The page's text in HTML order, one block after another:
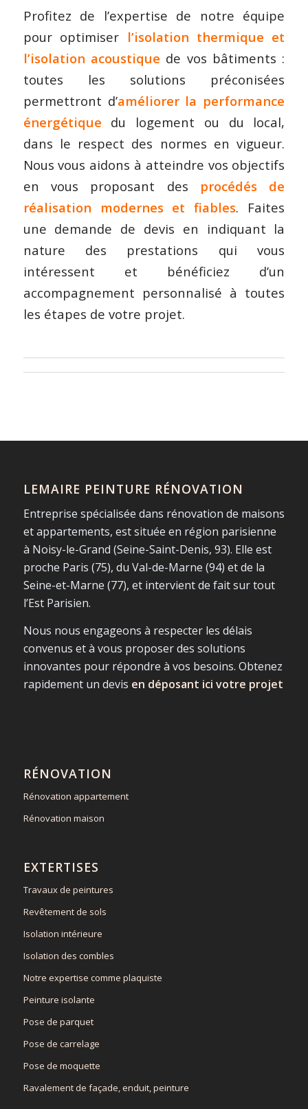
Profitez de l’expertise de notre équipe
pour optimiser l’isolation thermique et
l’isolation acoustique de vos bâtiments :
toutes les solutions préconisées
permettront d’améliorer la performance
énergétique du logement ou du local,
dans le respect des normes en vigueur.
Nous vous aidons à atteindre vos objectifs
en vous proposant des procédés de
réalisation modernes et fiables. Faites
une demande de devis en indiquant la
nature des prestations qui vous
intéressent et bénéficiez d’un
accompagnement personnalisé à toutes
les étapes de votre projet.
LEMAIRE PEINTURE RÉNOVATION
Entreprise spécialisée dans rénovation de maisons
et appartements, est située en région parisienne
à Noisy-le-Grand (Seine-Saint-Denis, 93). Elle est
proche Paris (75), du Val-de-Marne (94) et de la
Seine-et-Marne (77), et intervient de fait sur tout
l’Est Parisien.
Nous nous engageons à respecter les délais
convenus et à vous proposer des solutions
innovantes pour répondre à vos besoins. Obtenez
rapidement un devis en déposant ici votre projet
RÉNOVATION
Rénovation appartement
Rénovation maison
EXTERTISES
Travaux de peintures
Revêtement de sols
Isolation intérieure
Isolation des combles
Notre expertise comme plaquiste
Peinture isolante
Pose de parquet
Pose de carrelage
Pose de moquette
Ravalement de façade, enduit, peinture